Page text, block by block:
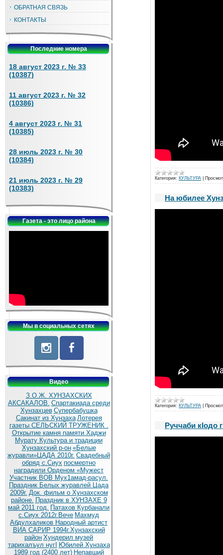
ОБРАТНАЯ СВЯЗЬ
КОНТАКТЫ
Последние номера
18 август 2023 г. № 33
(10387)
11 август 2023 г. № 32
(10386)
4 август 2023 г. № 31
(10385)
28 июль 2023 г. № 30
(10384)
21 июль 2023 г. № 29
(10383)
Газета - это лицо района
Мы в социальных сетях
Видео
З.О.Ж. ХУНЗАХСКИХ
АКСАКАЛОВ. Спартакиада среди
Хунзахцев Супербабушка
Сакинат из Хунзаха Лотерея
газеты СЕЛЬСКИЙ ТРУЖЕНИК .
Открытие камня памяти Хаджи
Мурату Культура и традиции
Хунзахский р-он «Белые
журавли»ЦАДА 2010г. Cвадебный
обряд c.Сиух посмертно
наградили Орденом «Мужест
Участник ВОВ Мух1амад-расул.
Праздник Белых журавлей Цада
2009г. Док. фильм о Хунзахском
районе. Праздник в ХУНЗАХЕ 9
май 2011 год. Патахов Курбанали
с.Сиух 2012г.Вече Махмуд
Абдулхаликов Народный артист
ВИА САРИР 1994г.Хунзахский
район Хундерил музей
тарихалъул нугI Юбилей Хунзаха
1989 год (2400 лет) Непавший
Категория: КУЛЬТУРА
На юбилее
Категория: КУЛЬТУРА
Руччаби кIодо